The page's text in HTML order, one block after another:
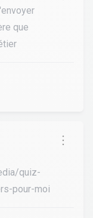
que
quiz-
pour-moi